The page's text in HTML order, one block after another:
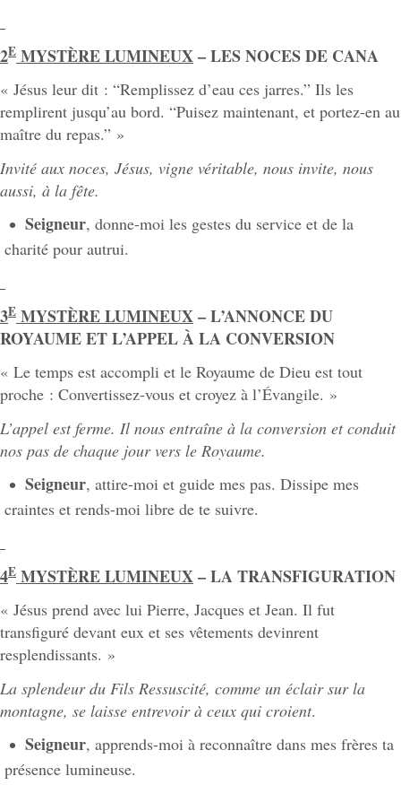
2E MYSTÈRE LUMINEUX– LES NOCES DE CANA
« Jésus leur dit : “Remplissez d’eau ces jarres.” Ils les
remplirent jusqu’au bord. “Puisez maintenant, et portez-en au
maître du repas.” »
Invité aux noces, Jésus, vigne véritable, nous invite, nous
aussi, à la fête.
Seigneur, donne-moi les gestes du service et de la
charité pour autrui.
3E MYSTÈRE LUMINEUX– L’ANNONCE DU
ROYAUME ET L’APPEL À LA CONVERSION
« Le temps est accompli et le Royaume de Dieu est tout
proche : Convertissez-vous et croyez à l’Évangile. »
L’appel est ferme. Il nous entraîne à la conversion et conduit
nos pas de chaque jour vers le Royaume.
Seigneur, attire-moi et guide mes pas. Dissipe mes
craintes et rends-moi libre de te suivre.
4E MYSTÈRE LUMINEUX– LA TRANSFIGURATION
« Jésus prend avec lui Pierre, Jacques et Jean. Il fut
transfiguré devant eux et ses vêtements devinrent
resplendissants. »
La splendeur du Fils Ressuscité, comme un éclair sur la
montagne, se laisse entrevoir à ceux qui croient.
Seigneur, apprends-moi à reconnaître dans mes frères ta
présence lumineuse.